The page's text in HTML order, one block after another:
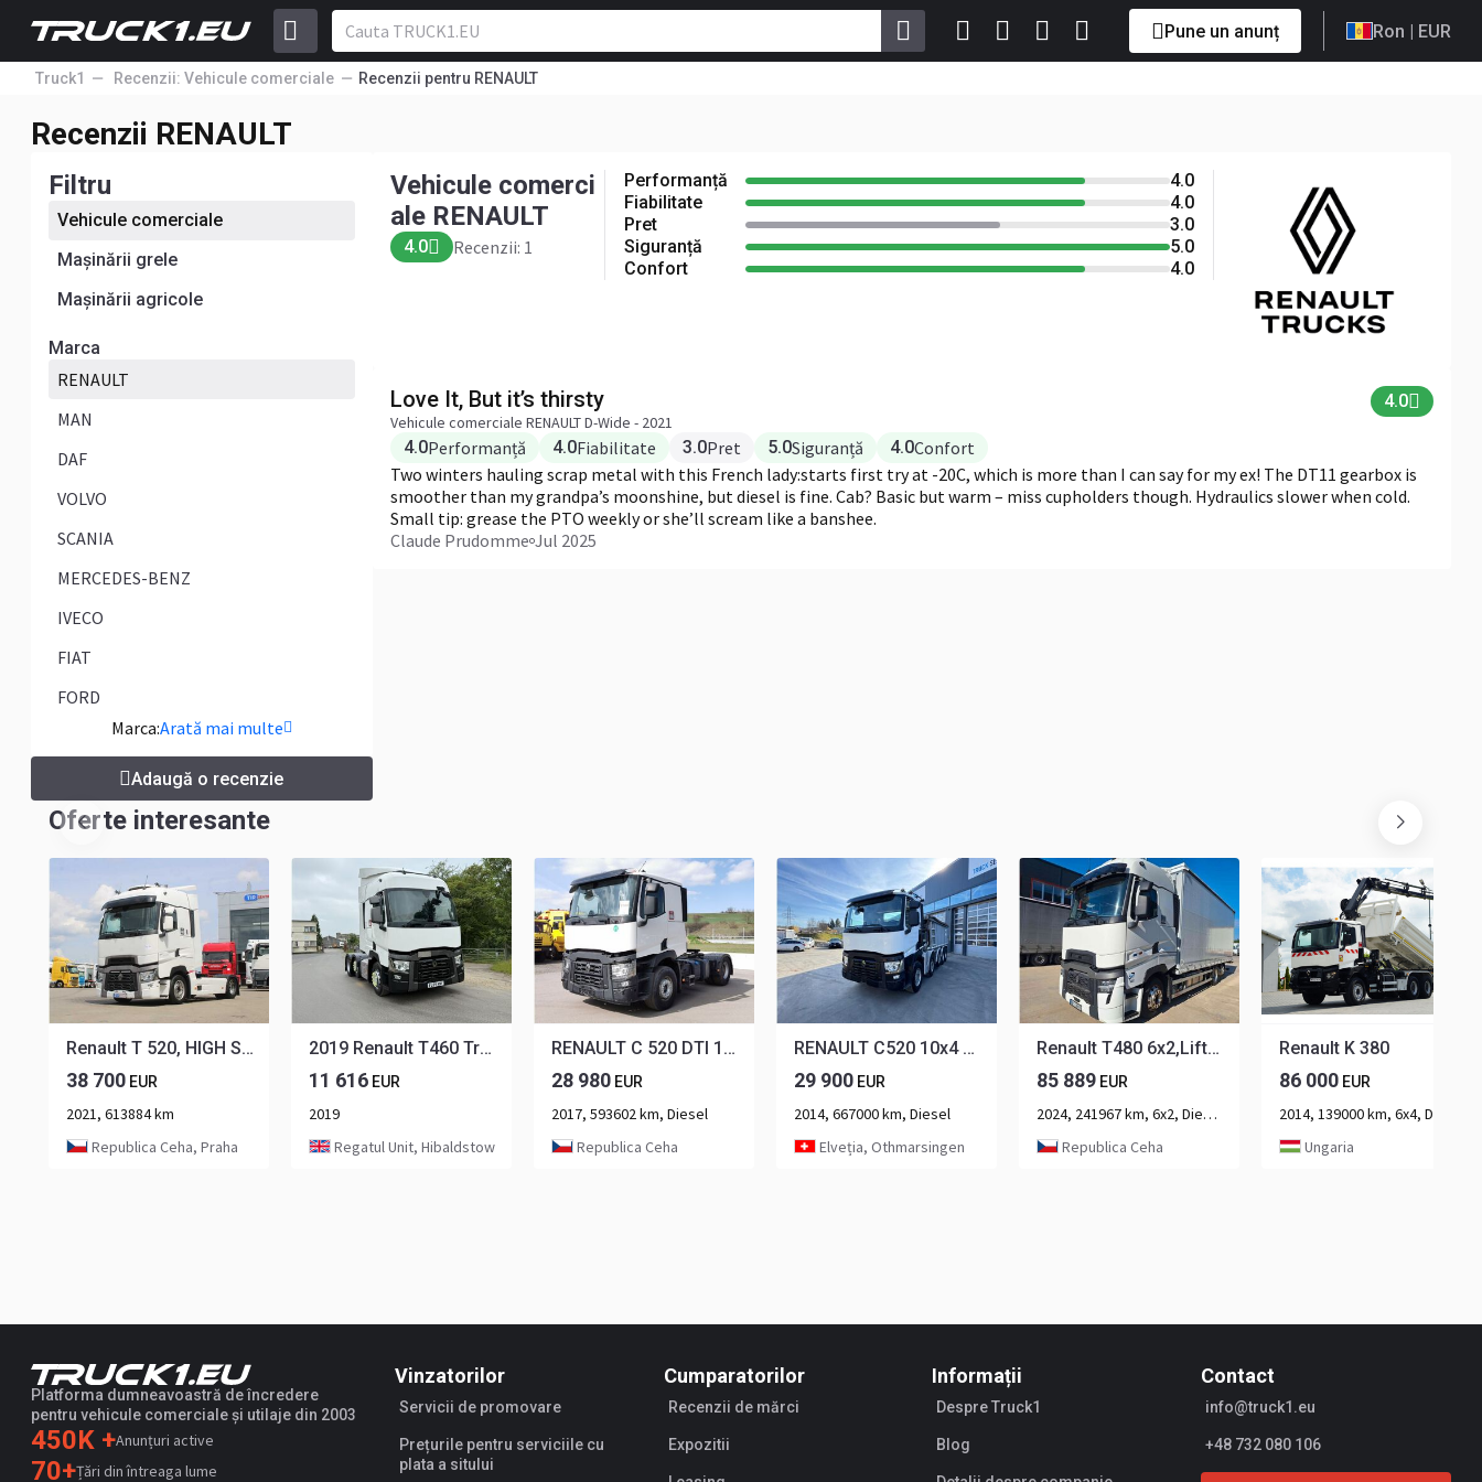
Pune un anunț Ron | EUR
Truck1 Recenzii: Vehicule comerciale Recenzii pentru RENAULT
ULT
4.0
Adaugă o recenzie
Recenzii RENAULT
Filtru
Vehicule comerciale
Mașinării grele
Mașinării agricole
Marca
RENAULT
MAN
DAF
VOLVO
SCANIA
MERCEDES-BENZ
IVECO
FIAT
FORD
Marca:Arată mai multe
Adaugă o recenzie
Vehicule comerci
ale RENAULT
4.0 Recenzii: 1
Performanță
4.0
Fiabilitate
4.0
Pret
3.0
Siguranță
5.0
Confort
4.0
Love It, But it’s thirsty
Vehicule comerciale RENAULT D-Wide - 2021
4.0
4.0Performanță 4.0Fiabilitate 3.0Pret 5.0Siguranță 4.0Confort
Two winters hauling scrap metal with this French lady:starts first try at -20C, which is more than I can say for my ex! The DT11 gearbox is
smoother than my grandpa’s moonshine, but diesel is fine. Cab? Basic but warm – miss cupholders though. Hydraulics slower when cold.
Small tip: grease the PTO weekly or she’ll scream like a banshee.
Claude Prudomme Jul 2025
Oferte interesante
Renault T 520, HIGH SLEEPER CAB, EURO 6, LOWDECK, INDEPENDENT AIR CONDITIONING, NAVIGATION
38 700 EUR
2021, 613884 km
Republica Ceha, Praha
2019 Renault T460 Tractor Unit
11 616 EUR
2019
Regatul Unit, Hibaldstow
RENAULT C 520 DTI 13 EURO 6
28 980 EUR
2017, 593602 km, Diesel
Republica Ceha
RENAULT C520 10x4 Abschieber
29 900 EUR
2014, 667000 km, Diesel
Elveția, Othmarsingen
Renault T480 6x2,Liftachse, Retarder,Standklima
85 889 EUR
2024, 241967 km, 6x2, Diesel, 3-ax
Republica Ceha
Renault K 380
86 000 EUR
Ungaria
Platforma dumneavoastră de încredere
pentru vehicule comerciale și utilaje din 2003
450K +Anunțuri active
70+Țări din întreaga lume
Vinzatorilor
Servicii de promovare
Prețurile pentru serviciile cu
plata a sitului
Cumparatorilor
Recenzii de mărci
Expozitii
Informații
Despre Truck1
Blog
Contact
info@truck1.eu
+48 732 080 106